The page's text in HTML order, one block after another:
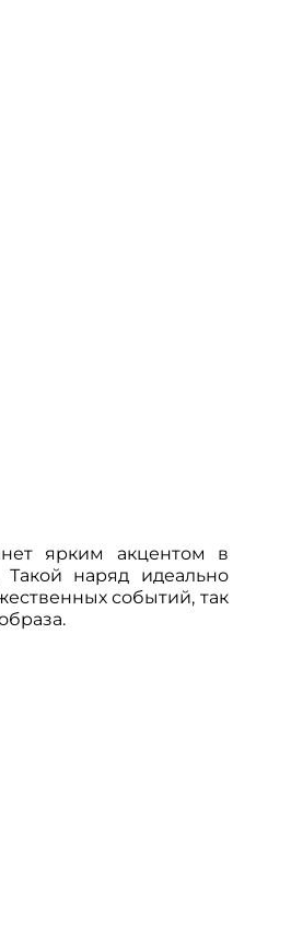
ярким акцентом в
наряд идеально
событий, так